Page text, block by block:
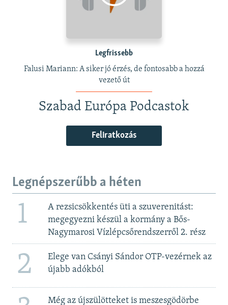
Legfrissebb
Falusi Mariann: A siker jó érzés, de fontosabb a hozzá
vezető út
Szabad Európa Podcastok
Feliratkozás
Legnépszerűbb a héten
1
A rezsicsökkentés üti a szuverenitást:
megegyezni készül a kormány a Bős-
Nagymarosi Vízlépcsőrendszerről 2. rész
2
Elege van Csányi Sándor OTP-vezérnek az
újabb adókból
Még az újszülötteket is meszesgödörbe